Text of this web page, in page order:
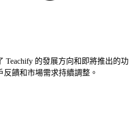
Teachify 的發展方向和即將推出的功
饋和市場需求持續調整。